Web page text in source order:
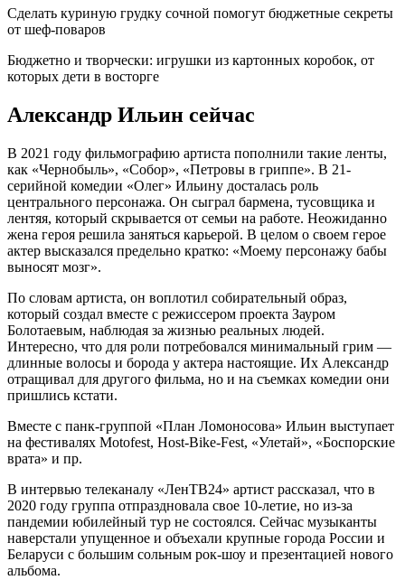
Сделать куриную грудку сочной помогут бюджетные секреты
от шеф-поваров
Бюджетно и творчески: игрушки из картонных коробок, от
которых дети в восторге
Александр Ильин сейчас
В 2021 году фильмографию артиста пополнили такие ленты,
как «Чернобыль», «Собор», «Петровы в гриппе». В 21-
серийной комедии «Олег» Ильину досталась роль
центрального персонажа. Он сыграл бармена, тусовщика и
лентяя, который скрывается от семьи на работе. Неожиданно
жена героя решила заняться карьерой. В целом о своем герое
актер высказался предельно кратко: «Моему персонажу бабы
выносят мозг».
По словам артиста, он воплотил собирательный образ,
который создал вместе с режиссером проекта Зауром
Болотаевым, наблюдая за жизнью реальных людей.
Интересно, что для роли потребовался минимальный грим —
длинные волосы и борода у актера настоящие. Их Александр
отращивал для другого фильма, но и на съемках комедии они
пришлись кстати.
Вместе с панк-группой «План Ломоносова» Ильин выступает
на фестивалях Motofest, Host-Bike-Fest, «Улетай», «Боспорские
врата» и пр.
В интервью телеканалу «ЛенТВ24» артист рассказал, что в
2020 году группа отпраздновала свое 10-летие, но из-за
пандемии юбилейный тур не состоялся. Сейчас музыканты
наверстали упущенное и объехали крупные города России и
Беларуси с большим сольным рок-шоу и презентацией нового
альбома.